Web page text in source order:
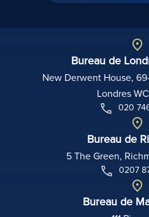
Bureau de
New Derwent House,
Londres
020
Bureau de
5 The Green,
0207
Bureau de